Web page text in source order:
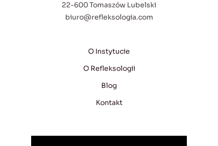
22-600 Tomaszów Lubelski
biuro@refleksologia.com
O Instytucie
O Refleksologii
Blog
Kontakt